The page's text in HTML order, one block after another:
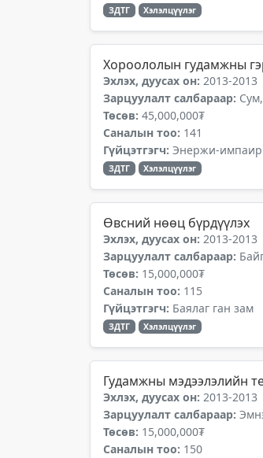
ЗДТГ Хэлэлцүүлэг
Хороололын гудамжны
Эхлэх, дуусах он: 2013-2013
Зарцуулалт салбараар:
Төсөв: 45,000,000₮
Саналын тоо: 141
Гүйцэтгэгч: Энержи-импаир
ЗДТГ Хэлэлцүүлэг
Өвсний нөөц бүрдүүлэх
Эхлэх, дуусах он: 2013-2013
Зарцуулалт салбараар:
Төсөв: 15,000,000₮
Саналын тоо: 115
Гүйцэтгэгч: Баялаг ган зам
ЗДТГ Хэлэлцүүлэг
Гудамжны мэдээлэлийн
Эхлэх, дуусах он: 2013-2013
Зарцуулалт салбараар:
Төсөв: 15,000,000₮
Саналын тоо: 150